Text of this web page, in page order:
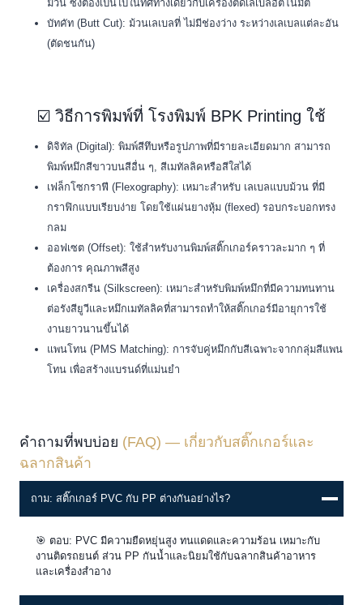
ม้วน ซึ่งต้องเป็นไปในทิศทางเดียวกับเครื่องติดเลเบลอัตโนมัติ
บัทคัท (Butt Cut): ม้วนเลเบลที่ ไม่มีช่องว่าง ระหว่างเลเบลแต่ละอัน
(ตัดชนกัน)
☑️ วิธีการพิมพ์ที่ โรงพิมพ์ BPK Printing ใช้
ดิจิทัล (Digital): พิมพ์สีทึบหรือรูปภาพที่มีรายละเอียดมาก สามารถ
พิมพ์หมึกสีขาวบนสีอื่น ๆ, สีเมทัลลิคหรือสีใสได้
เฟล็กโซกราฟี (Flexography): เหมาะสำหรับ เลเบลแบบม้วน ที่มี
กราฟิกแบบเรียบง่าย โดยใช้แผ่นยางหุ้ม (flexed) รอบกระบอกทรง
กลม
ออฟเซต (Offset): ใช้สำหรับงานพิมพ์สติ๊กเกอร์คราวละมาก ๆ ที่
ต้องการ คุณภาพสีสูง
เครื่องสกรีน (Silkscreen): เหมาะสำหรับพิมพ์หมึกที่มีความทนทาน
ต่อรังสียูวีและหมึกเมทัลลิคที่สามารถทำให้สติ๊กเกอร์มีอายุการใช้
งานยาวนานขึ้นได้
แพนโทน (PMS Matching): การจับคู่หมึกกับสีเฉพาะจากกลุ่มสีแพน
โทน เพื่อสร้างแบรนด์ที่แม่นยำ
คำถามที่พบบ่อย (FAQ) — เกี่ยวกับสติ๊กเกอร์และ
ฉลากสินค้า
ถาม: สติ๊กเกอร์ PVC กับ PP ต่างกันอย่างไร?
🎯 ตอบ: PVC มีความยืดหยุ่นสูง ทนแดดและความร้อน เหมาะกับ
งานติดรถยนต์ ส่วน PP กันน้ำและนิยมใช้กับฉลากสินค้าอาหาร
และเครื่องสำอาง